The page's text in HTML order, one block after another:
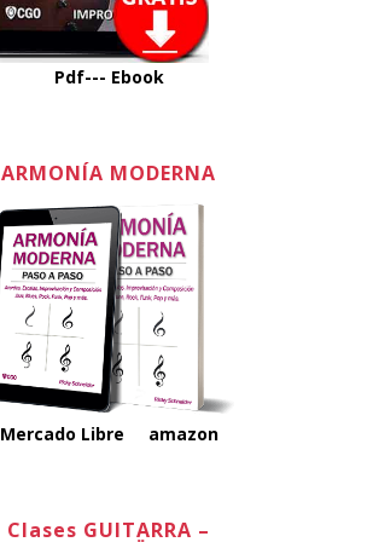
Pdf--- Ebook
ARMONÍA MODERNA
Mercado Libre amazon
Clases GUITARRA –